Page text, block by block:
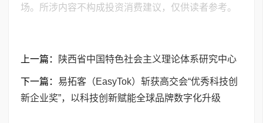
场。所涉内容不构成投资消费建议，仅供读者参考。
上一篇： 陕西省中国特色社会主义理论体系研究中心
下一篇： 易拓客（EasyTok）斩获高交会“优秀科技创
新企业奖”，以科技创新赋能全球品牌数字化升级